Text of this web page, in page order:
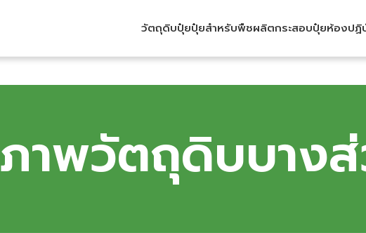
วัตถุดิบปุ๋ยปุ๋ยสำหรับพืชผลิตกระสอบปุ๋ยห้องปฏิ
ภาพวัตถุดิบบาง